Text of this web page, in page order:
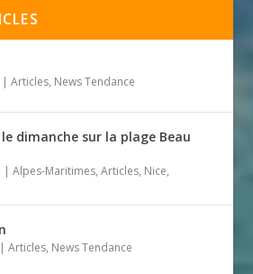
|Articles, News Tendance
dimanche sur la plage Beau
|Alpes-Maritimes,Articles, Nice,
|Articles, News Tendance